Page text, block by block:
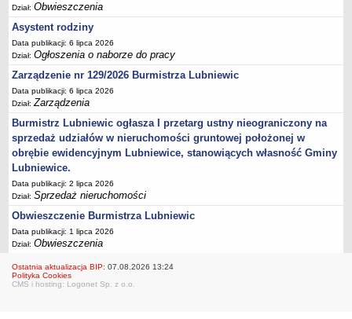
Fundacje i Stowarzyszenia dofinansowane z JST
Pomoc publiczna
Budżet obywatelski
Majątek jednostek podległych
Koszt wychowania przedszkolnego
Stawki czynszów najmu lokali mieszkalnych
PRZETARGI
Zamówienia publiczne
Sprzedaż mienia
Sprzedaż nieruchomości
Zapytania ofertowe
PRAWO LOKALNE
Uchwały Rady Miejskiej
Dział:Obwieszczenia
Asystent rodziny
Data publikacji: 6 lipca 2026
Dział:Ogłoszenia o naborze do pracy
Zarządzenie nr 129/2026 Burmistrza Lubniewic
Data publikacji: 6 lipca 2026
Dział:Zarządzenia
Burmistrz Lubniewic ogłasza I przetarg ustny nieograniczony na
sprzedaż udziałów w nieruchomości gruntowej położonej w
obrębie ewidencyjnym Lubniewice, stanowiących własność Gminy
Lubniewice.
Data publikacji: 2 lipca 2026
Dział:Sprzedaż nieruchomości
Obwieszczenie Burmistrza Lubniewic
Data publikacji: 1 lipca 2026
Dział:Obwieszczenia
Ostatnia aktualizacja BIP: 07.08.2026 13:24
Polityka Cookies
CMS i hosting: Logonet Sp. z o.o.